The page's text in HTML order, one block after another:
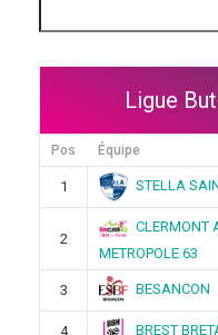
Ligue
Pos Équipe
1 STELLA
2
CLERMONT
METROPOLE 63
3 BESANCON
4 BREST